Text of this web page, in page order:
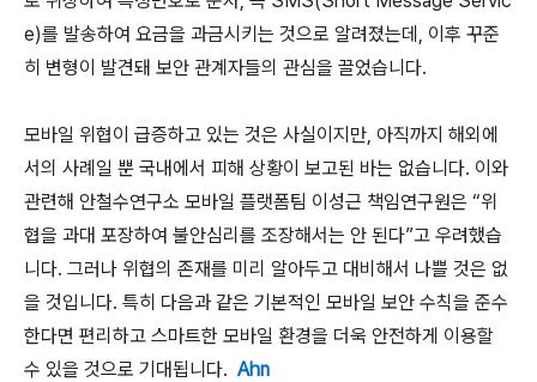
e)를 발송하여 요금을 과금시키는 것으로 알려졌는데, 이후 꾸준
히 변형이 발견돼 보안 관계자들의 관심을 끌었습니다.
모바일 위협이 급증하고 있는 것은 사실이지만, 아직까지 해외에
서의 사례일 뿐 국내에서 피해 상황이 보고된 바는 없습니다. 이와
관련해 안철수연구소 모바일 플랫폼팀 이성근 책임연구원은 “위
협을 과대 포장하여 불안심리를 조장해서는 안 된다”고 우려했습
니다. 그러나 위협의 존재를 미리 알아두고 대비해서 나쁠 것은 없
을 것입니다. 특히 다음과 같은 기본적인 모바일 보안 수칙을 준수
한다면 편리하고 스마트한 모바일 환경을 더욱 안전하게 이용할
수 있을 것으로 기대됩니다. Ahn